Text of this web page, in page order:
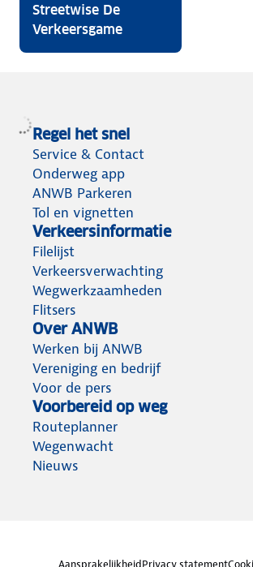
Streetwise De
Verkeersgame
Regel het snel
Service & Contact
Onderweg app
ANWB Parkeren
Tol en vignetten
Verkeersinformatie
Filelijst
Verkeersverwachting
Wegwerkzaamheden
Flitsers
Over ANWB
Werken bij ANWB
Vereniging en bedrijf
Voor de pers
Voorbereid op weg
Routeplanner
Wegenwacht
Nieuws